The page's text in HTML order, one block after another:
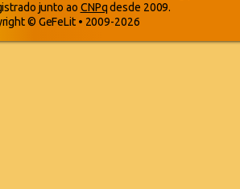
junto ao CNPqdesde 2009.
© GeFeLit • 2009-2026